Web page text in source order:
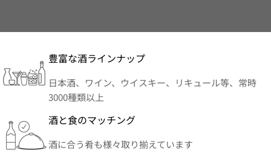
豊富な酒ラインナップ
日本酒、ワイン、ウイスキー、リキュール等、常時
3000種類以上
酒と食のマッチング
酒に合う肴も様々取り揃えています